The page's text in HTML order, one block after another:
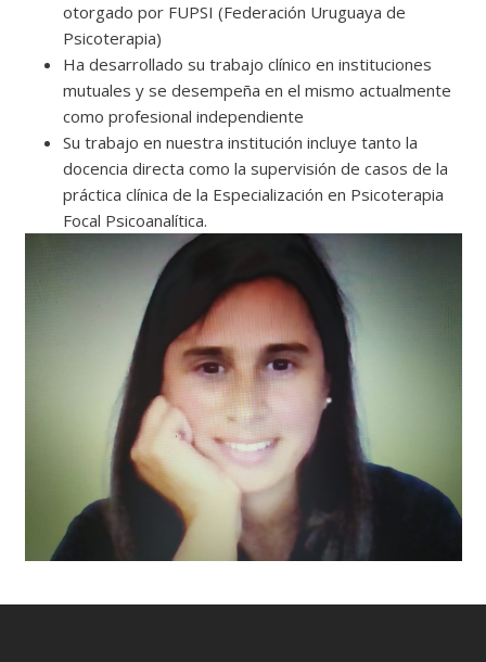
otorgado por FUPSI (Federación Uruguaya de
Psicoterapia)
Ha desarrollado su trabajo clínico en instituciones
mutuales y se desempeña en el mismo actualmente
como profesional independiente
Su trabajo en nuestra institución incluye tanto la
docencia directa como la supervisión de casos de la
práctica clínica de la Especialización en Psicoterapia
Focal Psicoanalítica.